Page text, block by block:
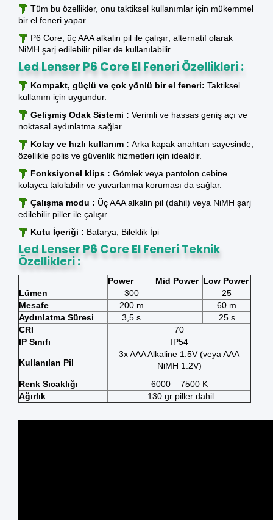
Tüm bu özellikler, onu taktiksel kullanımlar için mükemmel
bir el feneri yapar.
P6 Core, üç AAA alkalin pil ile çalışır; alternatif olarak
NiMH şarj edilebilir piller de kullanılabilir.
Led Lenser P6 Core El Feneri Özellikleri :
Kompakt, güçlü ve çok yönlü bir el feneri: Taktiksel
kullanım için uygundur.
Gelişmiş Odak Sistemi : Verimli ve hassas geniş açı ve
noktasal aydınlatma sağlar.
Kolay ve hızlı kullanım : Arka kapak anahtarı sayesinde,
özellikle polis ve güvenlik hizmetleri için idealdir.
Fonksiyonel klips : Gömlek veya pantolon cebine
kolayca takılabilir ve yuvarlanma koruması da sağlar.
Çalışma modu : Üç AAA alkalin pil (dahil) veya NiMH şarj
edilebilir piller ile çalışır.
Kutu İçeriği : Batarya, Bileklik İpi
Led Lenser P6 Core El Feneri Teknik
Özellikleri :
Power Mid Power Low Power
Lümen
300
25
Mesafe
200 m
60 m
Aydınlatma Süresi
3,5 s
25 s
CRI
70
IP Sınıfı
IP54
Kullanılan Pil
3x AAA Alkaline 1.5V(veya AAA
NiMH 1.2V)
Renk Sıcaklığı
6000 – 7500 K
Ağırlık
130 gr piller dahil